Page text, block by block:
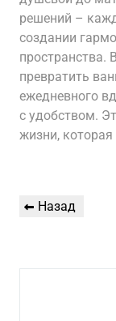
решений –
создании
пространства.
превратить
ежедневного
с удобством.
жизни, которая
Навигация
Предыдущая
Назад